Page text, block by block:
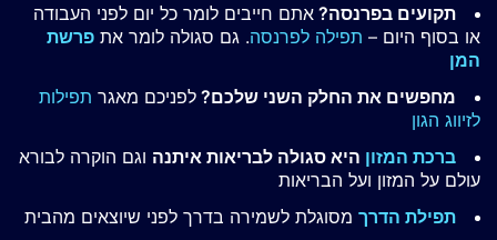
תקועים בפרנסה? אתם חייבים לומר כל יום לפני העבודה
או בסוף היום – תפילה לפרנסה. גם סגולה לומר את פרשת
המן
מחפשים את החלק השני שלכם? לפניכם מאגר תפילות
לזיווג הגון
ברכת המזון היא סגולה לבריאות איתנה וגם הוקרה לבורא
עולם על המזון ועל הבריאות
תפילת הדרך מסוגלת לשמירה בדרך לפני שיוצאים מהבית